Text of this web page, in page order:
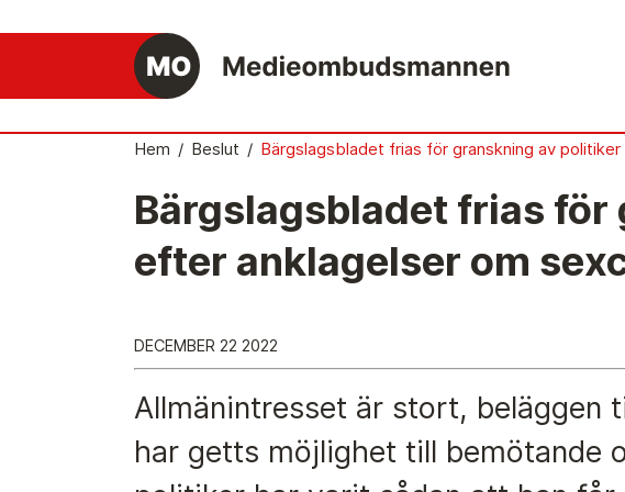
Det medieetiska systemet
Så här jobbar Medieombudsmannen
Publicitetsreglerna – grunden i det
Vill du ansluta till det medieetiska systemet?
De
Här
Hem / Beslut / Bärgslagsbladet frias för granskning av
Bärgslagsbladet frias
efter anklagelser om
DECEMBER 22 2022
Allmänintresset är stort, beläggen
har getts möjlighet till bemötande